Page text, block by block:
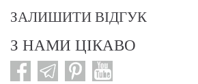
ЗАЛИШИТИ ВІДГУК
З НАМИ ЦІКАВО